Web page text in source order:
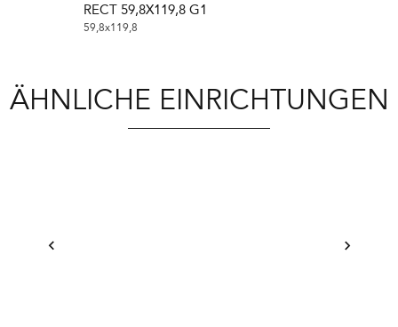
RECT 59,8X119,8 G1
59,8x119,8
ÄHNLICHE EINRICHTUNGEN